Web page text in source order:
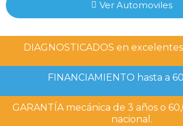
Ver Automoviles
DIAGNOSTICADOS en
FINANCIAMIENTO hasta a
GARANTÍA mecánica de 3 años o
nacional.